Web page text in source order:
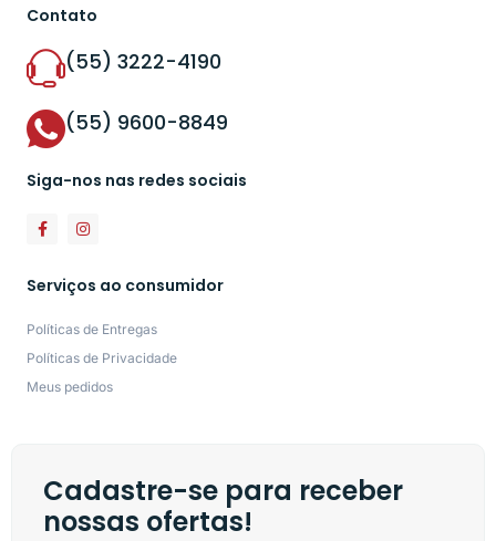
Contato
(55) 3222-4190
(55) 9600-8849
Siga-nos nas redes sociais
Serviços ao consumidor
Políticas de Entregas
Políticas de Privacidade
Meus pedidos
Cadastre-se para receber
nossas ofertas!